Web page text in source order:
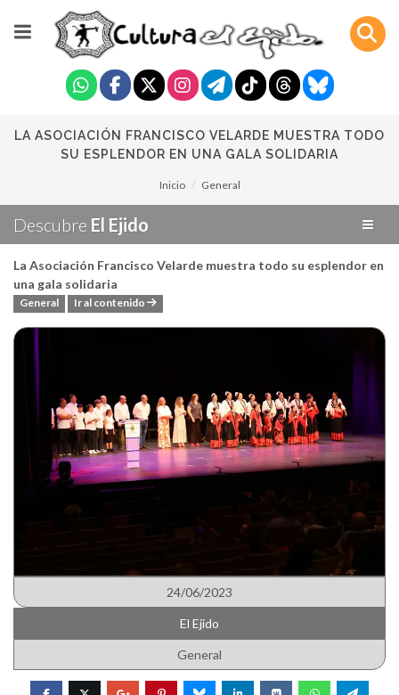
LA ASOCIACIÓN FRANCISCO VELARDE MUESTRA TODO
SU ESPLENDOR EN UNA GALA SOLIDARIA
Inicio General
Descubre El Ejido
La Asociación Francisco Velarde muestra todo su esplendor en
una gala solidaria
General Ir al contenido
24/06/2023
El Ejido
General